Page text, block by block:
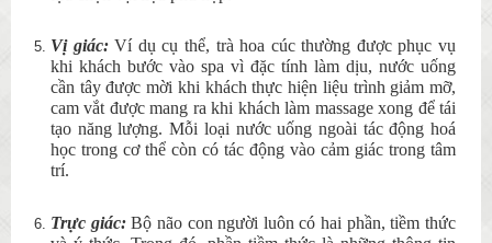
Vị giác:Ví dụ cụ thể, trà hoa cúc thường được phục vụ
khi khách bước vào spa vì đặc tính làm dịu, nước uống
cần tây được mời khi khách thực hiện liệu trình giảm mỡ,
cam vắt được mang ra khi khách làm massage xong để tái
tạo năng lượng. Mỗi loại nước uống ngoài tác động hoá
học trong cơ thể còn có tác động vào cảm giác trong tâm
trí.
Trực giác:Bộ não con người luôn có hai phần, tiềm thức